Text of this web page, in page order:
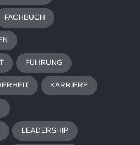
FACHBUCH
FÜHRUNG
KARRIERE
LEADERSHIP